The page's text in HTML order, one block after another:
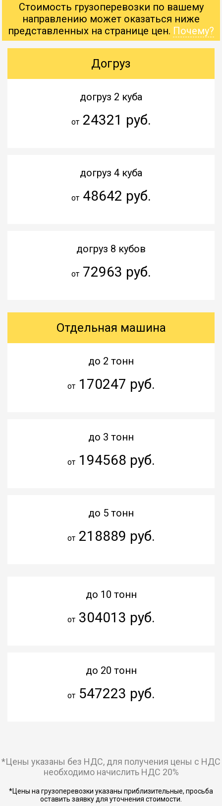
Стоимость грузоперевозки по вашему
направлению может оказаться ниже
представленных на странице цен. Почему?
Догруз
догруз 2 куба
от24321 руб.
догруз 4 куба
от48642 руб.
догруз 8 кубов
от72963 руб.
Отдельная машина
до 2 тонн
от170247 руб.
до 3 тонн
от194568 руб.
до 5 тонн
от218889 руб.
до 10 тонн
от304013 руб.
до 20 тонн
от547223 руб.
*Цены указаны без НДС, для получения цены с НДС
необходимо начислить НДС 20%
*Цены на грузоперевозки указаны приблизительные, просьба
оставить заявку для уточнения стоимости.